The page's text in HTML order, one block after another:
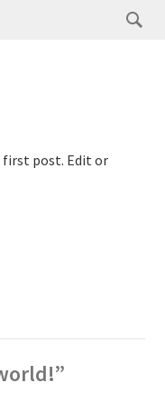
first post. Edit or
”